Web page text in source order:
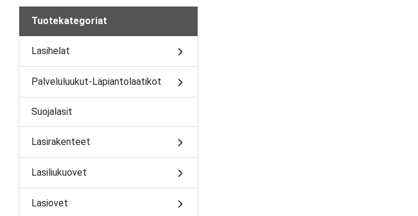
Tuotekategoriat
Lasihelat
Palveluluukut-Läpiantolaatikot
Suojalasit
Lasirakenteet
Lasiliukuovet
Lasiovet